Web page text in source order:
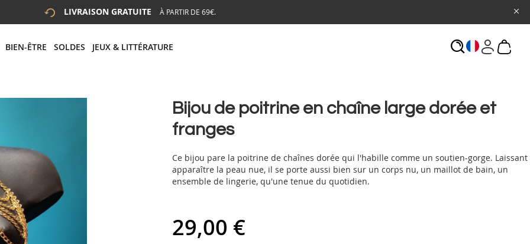
LIVRAISON GRATUITE À PARTIR DE 69€.
BIEN-ÊTRE SOLDES JEUX & LITTÉRATURE
RECHERCHE
Bijou de poitrine en chaîne large dorée et
franges
Ce bijou pare la poitrine de chaînes dorée qui l'habille comme un soutien-gorge. Laissant
apparaître la peau nue, il se porte aussi bien sur un corps nu, un maillot de bain, un
ensemble de lingerie, qu'une tenue du quotidien.
29,00 €